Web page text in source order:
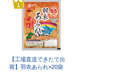
1
【工場直送できたて出
荷】羽衣あられ×20袋